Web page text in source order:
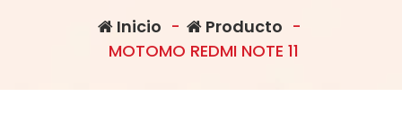
Inicio - Producto -
MOTOMO REDMI NOTE 11